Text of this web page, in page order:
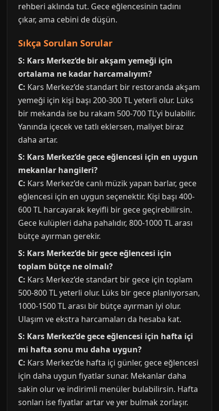
rehberi aklında tut. Gece eğlencesinin tadını
çıkar, ama cebini de düşün.
Sıkça Sorulan Sorular
S: Kars Merkez’de bir akşam yemeği için
ortalama ne kadar harcamalıyım?
C: Kars Merkez’de standart bir restoranda akşam
yemeği için kişi başı 200-300 TL yeterli olur. Lüks
bir mekanda ise bu rakam 500-700 TL’yi bulabilir.
Yanında içecek ve tatlı eklersen, maliyet biraz
daha artar.
S: Kars Merkez’de gece eğlencesi için en uygun
mekanlar hangileri?
C: Kars Merkez’de canlı müzik yapan barlar, gece
eğlencesi için en uygun seçenektir. Kişi başı 400-
600 TL harcayarak keyifli bir gece geçirebilirsin.
Gece kulüpleri daha pahalıdır, 800-1000 TL arası
bütçe ayırman gerekir.
S: Kars Merkez’de bir gece eğlencesi için
toplam bütçe ne olmalı?
C: Kars Merkez’de standart bir gece için toplam
500-800 TL yeterli olur. Lüks bir gece planlıyorsan,
1000-1500 TL arası bir bütçe ayırman iyi olur.
Ulaşım ve ekstra harcamaları da hesaba kat.
S: Kars Merkez’de gece eğlencesi için hafta içi
mi hafta sonu mu daha uygun?
C: Kars Merkez’de hafta içi günler, gece eğlencesi
için daha uygun fiyatlar sunar. Mekanlar daha
sakin olur ve indirimli menüler bulabilirsin. Hafta
sonları ise fiyatlar artar ve yer bulmak zorlaşır.